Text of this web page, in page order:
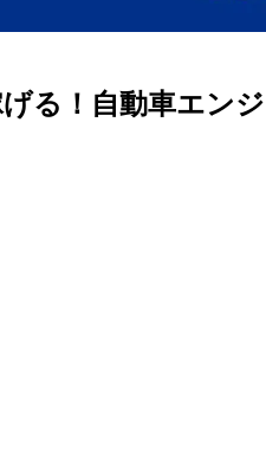
る！自動車エン